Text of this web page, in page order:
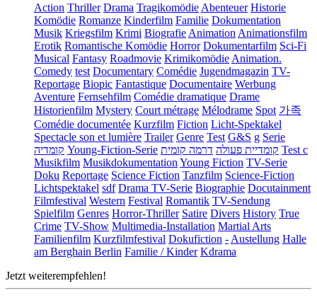
Action Thriller Drama Tragikomödie Abenteuer Historie
Komödie Romanze Kinderfilm Familie Dokumentation
Musik Kriegsfilm Krimi Biografie Animation Animationsfilm
Erotik Romantische Komödie Horror Dokumentarfilm Sci-Fi
Musical Fantasy Roadmovie Krimikomödie Animation.
Comedy test Documentary Comédie Jugendmagazin TV-
Reportage Biopic Fantastique Documentaire Werbung
Aventure Fernsehfilm Comédie dramatique Drame
Historienfilm Mystery Court métrage Mélodrame Spot 가족
Comédie documentée Kurzfilm Fiction Licht-Spektakel
Spectacle son et lumière Trailer Genre Test G&S g Serie
קומדיה Young-Fiction-Serie קומדיית פעולה דרמה קומית
Test c
Musikfilm Musikdokumentation Young Fiction TV-Serie
Doku Reportage Science Fiction Tanzfilm Science-Fiction
Lichtspektakel sdf Drama TV-Serie Biographie Docutainment
Filmfestival Western Festival Romantik TV-Sendung
Spielfilm Genres Horror-Thriller Satire Divers History True
Crime TV-Show Multimedia-Installation Martial Arts
Familienfilm Kurzfilmfestival Dokufiction - Austellung Halle
am Berghain Berlin Familie / Kinder Kdrama
Jetzt weiterempfehlen!